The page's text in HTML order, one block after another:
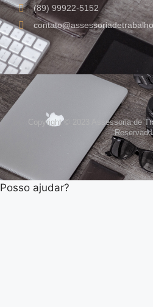
(89) 99922-5152
Copyright © 2023 Assessoria de
Posso ajudar?